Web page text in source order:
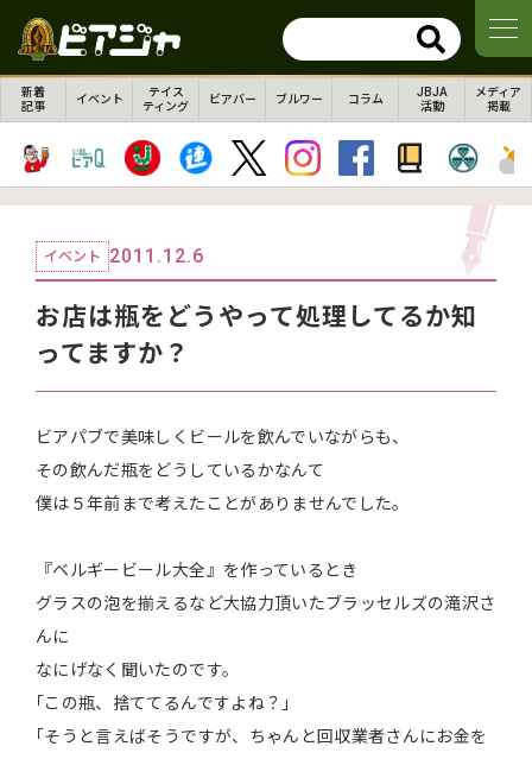
新着
記事
イベント
テイス
ティング
ビアバー ブルワー コラム
JBJA
活動
メディア
掲載
イベント 2011.12.6
お店は瓶をどうやって処理してるか知
ってますか？
ビアパブで美味しくビールを飲んでいながらも、
その飲んだ瓶をどうしているかなんて
僕は５年前まで考えたことがありませんでした。
『ベルギービール大全』を作っているとき
グラスの泡を揃えるなど大協力頂いたブラッセルズの滝沢さ
んに
なにげなく聞いたのです。
｢この瓶、捨ててるんですよね？｣
｢そうと言えばそうですが、ちゃんと回収業者さんにお金を